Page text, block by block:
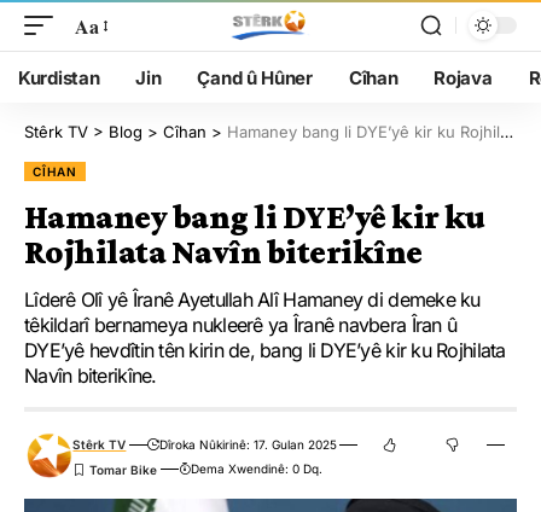
Aa
Kurdistan Jin Çand û Hûner Cîhan Rojava
Stêrk TV > Blog > Cîhan > Hamaney bang li DYE’yê kir ku Rojhilata Navîn biterikîne
CÎHAN
Hamaney bang li DYE’yê kir ku
Rojhilata Navîn biterikîne
Lîderê Olî yê Îranê Ayetullah Alî Hamaney di demeke ku
têkildarî bernameya nukleerê ya Îranê navbera Îran û
DYE’yê hevdîtin tên kirin de, bang li DYE’yê kir ku Rojhilata
Navîn biterikîne.
Stêrk TV
Dîroka Nûkirinê: 17. Gulan 2025
Dema Xwendinê: 0 Dq.